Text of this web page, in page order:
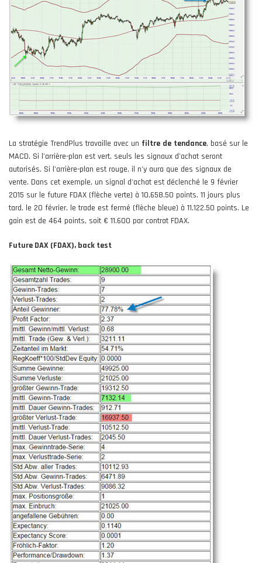
La stratégie TrendPlus travaille avec un filtre de tendance, basé sur le
MACD. Si l'arrière-plan est vert, seuls les signaux d'achat seront
autorisés. Si l'arrière-plan est rouge, il n'y aura que des signaux de
vente. Dans cet exemple, un signal d'achat est déclenché le 9 février
2015 sur le future FDAX (flèche verte) à 10,658.50 points. 11 jours plus
tard, le 20 février, le trade est fermé (flèche bleue) à 11,122.50 points. Le
gain est de 464 points, soit € 11.600 par contrat FDAX.
Future DAX (FDAX), back test